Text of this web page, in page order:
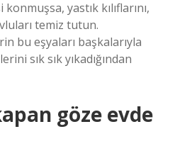
yastık kılıflarını,
temiz tutun.
bu eşyaları başkalarıyla
sık sık yıkadığından
göze evde